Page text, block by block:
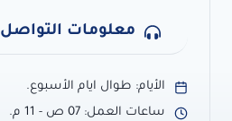
معلومات التواصل
الأيام: طوال ايام الأسبوع.
ساعات العمل: 07 ص - 11 م.